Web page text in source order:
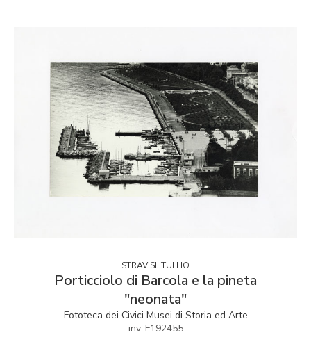
STRAVISI, TULLIO
Porticciolo di Barcola e la pineta
"neonata"
Fototeca dei Civici Musei di Storia ed Arte
inv. F192455